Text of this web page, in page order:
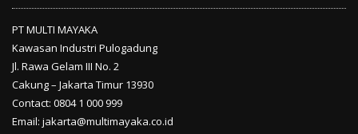
PT MULTI MAYAKA
Kawasan Industri Pulogadung
Jl. Rawa Gelam III No. 2
Cakung – Jakarta Timur 13930
Contact: 0804 1 000 999
Email: jakarta@multimayaka.co.id